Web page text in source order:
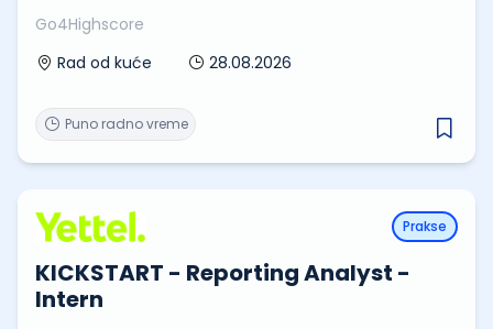
Go4Highscore
Rad od kuće
28.08.2026
Puno radno vreme
Prakse
KICKSTART - Reporting Analyst -
Intern